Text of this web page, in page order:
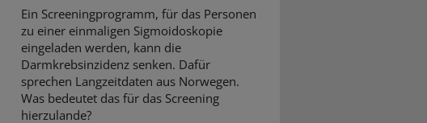
Ein Screeningprogramm, für das Personen
zu einer einmaligen Sigmoidoskopie
eingeladen werden, kann die
Darmkrebsinzidenz senken. Dafür
sprechen Langzeitdaten aus Norwegen.
Was bedeutet das für das Screening
hierzulande?